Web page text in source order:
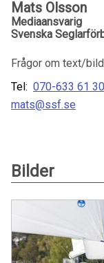
Mats Olsson
Mediaansvarig
Svenska
Frågor om text/
Tel: 070-633 61 30
mats@ssf.se
Bilder